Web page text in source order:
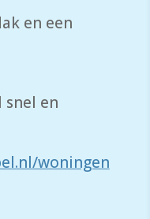
en een
snel en
woningen